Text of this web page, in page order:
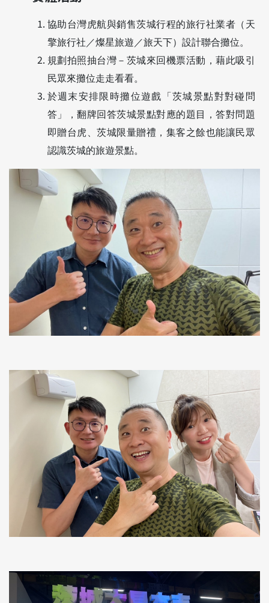
協助台灣虎航與銷售茨城行程的旅行社業者（天
擎旅行社／燦星旅遊／旅天下）設計聯合攤位。
規劃拍照抽台灣－茨城來回機票活動，藉此吸引
民眾來攤位走走看看。
於週末安排限時攤位遊戲「茨城景點對對碰問
答」，翻牌回答茨城景點對應的題目，答對問題
即贈台虎、茨城限量贈禮，集客之餘也能讓民眾
認識茨城的旅遊景點。
Podcast錄音時的照片1
Podcast錄音時的照片2